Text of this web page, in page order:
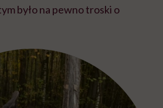
było na pewno troski o